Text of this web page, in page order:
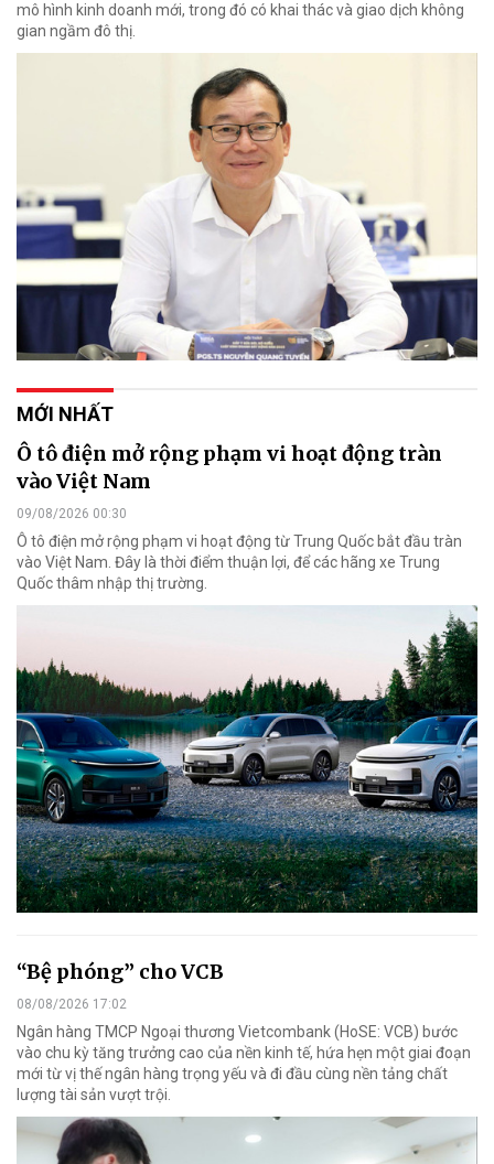
mô hình kinh doanh mới, trong đó có khai thác và giao dịch không
gian ngầm đô thị.
MỚI NHẤT
Ô tô điện mở rộng phạm vi hoạt động tràn
vào Việt Nam
09/08/2026 00:30
Ô tô điện mở rộng phạm vi hoạt động từ Trung Quốc bắt đầu tràn
vào Việt Nam. Đây là thời điểm thuận lợi, để các hãng xe Trung
Quốc thâm nhập thị trường.
“Bệ phóng” cho VCB
08/08/2026 17:02
Ngân hàng TMCP Ngoại thương Vietcombank (HoSE: VCB) bước
vào chu kỳ tăng trưởng cao của nền kinh tế, hứa hẹn một giai đoạn
mới từ vị thế ngân hàng trọng yếu và đi đầu cùng nền tảng chất
lượng tài sản vượt trội.